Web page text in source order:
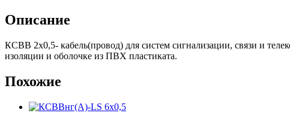
Описание
КСВВ 2х0,5- кабель(провод) для систем сигнализации, связи и
изоляции и оболочке из ПВХ пластиката.
Похожие